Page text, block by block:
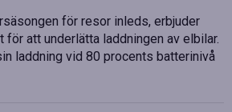
för resor inleds, erbjuder
för att underlätta laddningen av elbilar.
laddning vid 80 procents batterinivå